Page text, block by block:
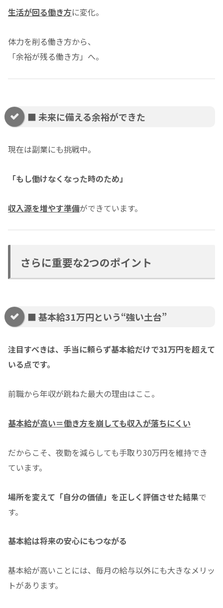
生活が回る働き方に変化。
体力を削る働き方から、
「余裕が残る働き方」へ。
■ 未来に備える余裕ができた
現在は副業にも挑戦中。
「もし働けなくなった時のため」
収入源を増やす準備ができています。
さらに重要な2つのポイント
■ 基本給31万円という“強い土台”
注目すべきは、手当に頼らず基本給だけで31万円を超えて
いる点です。
前職から年収が跳ねた最大の理由はここ。
基本給が高い＝働き方を崩しても収入が落ちにくい
だからこそ、夜勤を減らしても手取り30万円を維持でき
ています。
場所を変えて「自分の価値」を正しく評価させた結果で
す。
基本給は将来の安心にもつながる
基本給が高いことには、毎月の給与以外にも大きなメリッ
トがあります。